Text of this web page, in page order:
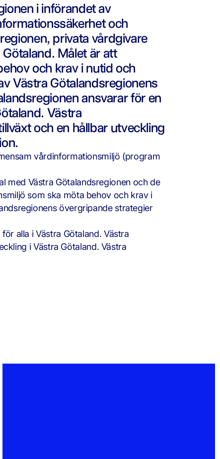
i införandet av
och
privata vårdgivare
Målet är att
och krav i nutid och
Västra Götalandsregionens
ansvarar för en
Västra
och en hållbar utveckling
vårdinformationsmiljö (program
med Västra Götalandsregionen och de
som ska möta behov och krav i
övergripande strategier
alla i Västra Götaland. Västra
i Västra Götaland. Västra